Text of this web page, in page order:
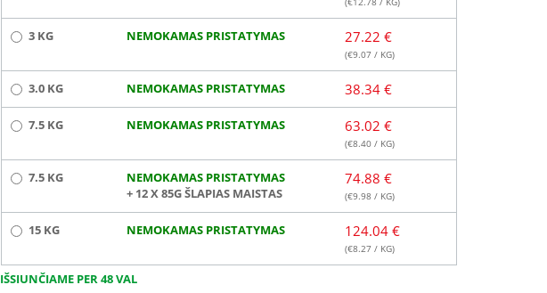
3 KG NEMOKAMAS PRISTATYMAS 27.22 €
(€9.07/ KG)
3.0 KG NEMOKAMAS PRISTATYMAS 38.34 €
7.5 KG NEMOKAMAS PRISTATYMAS 63.02 €
(€8.40/ KG)
7.5 KG
NEMOKAMAS PRISTATYMAS
+ 12 X 85G ŠLAPIAS MAISTAS
74.88 €
(€9.98 / KG)
15 KG NEMOKAMAS PRISTATYMAS 124.04 €
(€8.27/ KG)
IŠSIUNČIAME PER 48 VAL